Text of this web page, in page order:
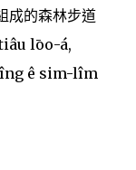
成的森林步道
lōo-á,
ê sim-lîm